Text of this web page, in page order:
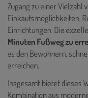
Zugang zu einer Vielzahl
Einkaufsmöglichkeiten,
Einrichtungen. Die
Minuten Fußweg zu
es den Bewohnern,
erreichen.
Insgesamt bietet dieses
Kombination aus